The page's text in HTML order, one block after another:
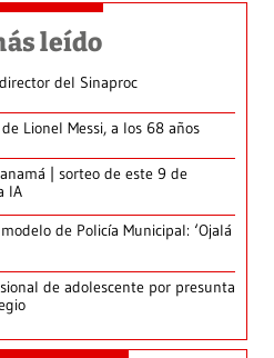
leído
del Sinaproc
Lionel Messi, a los 68 años
| sorteo de este 9 de
IA
de Policía Municipal: ‘Ojalá
de adolescente por presunta